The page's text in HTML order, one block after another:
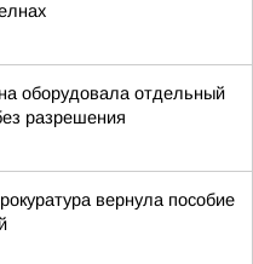
оборудовала отдельный
разрешения
вернула пособие